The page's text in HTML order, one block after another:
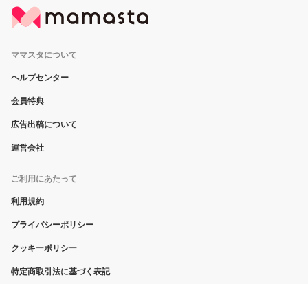
ママスタについて
ヘルプセンター
会員特典
広告出稿について
運営会社
ご利用にあたって
利用規約
プライバシーポリシー
クッキーポリシー
特定商取引法に基づく表記